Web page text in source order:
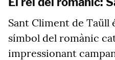
Sant Climent de Taüll
símbol del romànic
impressionant